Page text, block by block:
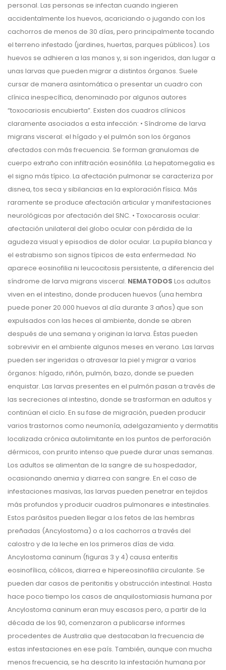
personal. Las personas se infectan cuando ingieren
accidentalmente los huevos, acariciando o jugando con los
cachorros de menos de 30 días, pero principalmente tocando
el terreno infestado (jardines, huertas, parques públicos). Los
huevos se adhieren a las manos y, si son ingeridos, dan lugar a
unas larvas que pueden migrar a distintos órganos. Suele
cursar de manera asintomática o presentar un cuadro con
clínica inespecífica, denominado por algunos autores
“toxocariosis encubierta”. Existen dos cuadros clínicos
claramente asociados a esta infección: • Síndrome de larva
migrans visceral: el hígado y el pulmón son los órganos
afectados con más frecuencia. Se forman granulomas de
cuerpo extraño con infiltración eosinófila. La hepatomegalia es
el signo más típico. La afectación pulmonar se caracteriza por
disnea, tos seca y sibilancias en la exploración física. Más
raramente se produce afectación articular y manifestaciones
neurológicas por afectación del SNC. • Toxocarosis ocular:
afectación unilateral del globo ocular con pérdida de la
agudeza visual y episodios de dolor ocular. La pupila blanca y
el estrabismo son signos típicos de esta enfermedad. No
aparece eosinofilia ni leucocitosis persistente, a diferencia del
síndrome de larva migrans visceral. NEMATODOS Los adultos
viven en el intestino, donde producen huevos (una hembra
puede poner 20.000 huevos al día durante 3 años) que son
expulsados con las heces al ambiente, donde se abren
después de una semana y originan la larva. Éstas pueden
sobrevivir en el ambiente algunos meses en verano. Las larvas
pueden ser ingeridas o atravesar la piel y migrar a varios
órganos: hígado, riñón, pulmón, bazo, donde se pueden
enquistar. Las larvas presentes en el pulmón pasan a través de
las secreciones al intestino, donde se trasforman en adultos y
continúan el ciclo. En su fase de migración, pueden producir
varios trastornos como neumonía, adelgazamiento y dermatitis
localizada crónica autolimitante en los puntos de perforación
dérmicos, con prurito intenso que puede durar unas semanas.
Los adultos se alimentan de la sangre de su hospedador,
ocasionando anemia y diarrea con sangre. En el caso de
infestaciones masivas, las larvas pueden penetrar en tejidos
más profundos y producir cuadros pulmonares e intestinales.
Estos parásitos pueden llegar a los fetos de las hembras
preñadas (Ancylostoma) o a los cachorros a través del
calostro y de la leche en los primeros días de vida.
Ancylostoma caninum (figuras 3 y 4) causa enteritis
eosinofílica, cólicos, diarrea e hipereosinofilia circulante. Se
pueden dar casos de peritonitis y obstrucción intestinal. Hasta
hace poco tiempo los casos de anquilostomiasis humana por
Ancylostoma caninum eran muy escasos pero, a partir de la
década de los 90, comenzaron a publicarse informes
procedentes de Australia que destacaban la frecuencia de
estas infestaciones en ese país. También, aunque con mucha
menos frecuencia, se ha descrito la infestación humana por